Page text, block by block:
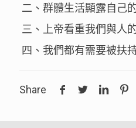
二、群體生活顯露自己
三、上帝看重我們與人
四、我們都有需要被扶
Share